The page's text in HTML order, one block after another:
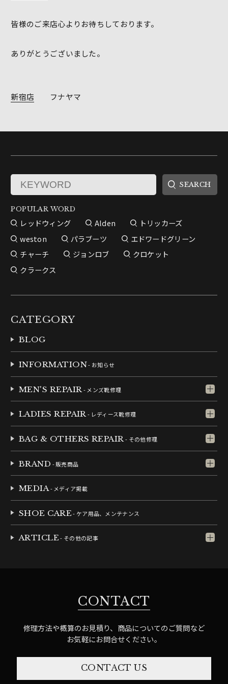
皆様のご来店心よりお待ちしております。
ありがとうございました。
新宿店 フナヤマ
POPULAR WORD
レッドウィング Alden
トリッカーズ
weston
パラブーツ
エドワードグリーン
チャーチ
ジョンロブ
クロケット
クラークス
CATEGORY
BLOG
INFORMATION- お知らせ
MEN'S REPAIR - メンズ靴修理
LADIES REPAIR- レディース靴修理
BAG & OTHERS REPAIR- その他修理
BRAND - 販売商品
MEDIA- メディア掲載
SHOE CARE- ケア用品、メンテナンス
ARTICLE- その他の記事
CONTACT
修理方法や概算のお見積り、商品についてのご質問など
お気軽にお問合せください。
CONTACT US